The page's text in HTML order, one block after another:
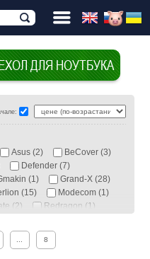
ДЛЯ НОУТБУКА
Asus (2)
BeCover (3)
Defender (7)
(1)
Grand-X (28)
(15)
Modecom (1)
(2)
Redragon (1)
Wenger (1)
8